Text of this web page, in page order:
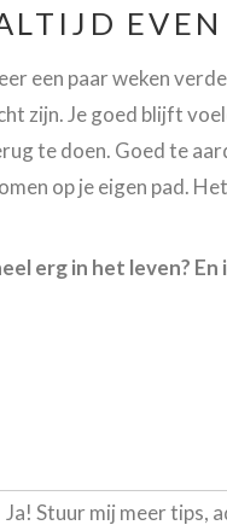
een paar weken
zijn. Je goed blijft
te doen. Goed te
op je eigen pad.
erg in het leven?
Ja! Stuur mij meer tips,